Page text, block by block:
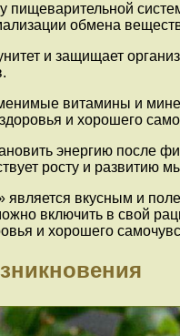
пищеварительной
обмена
и защищает
витамины и
и хорошего
энергию после
росту и развитию
является вкусным и
включить в свой
и хорошего